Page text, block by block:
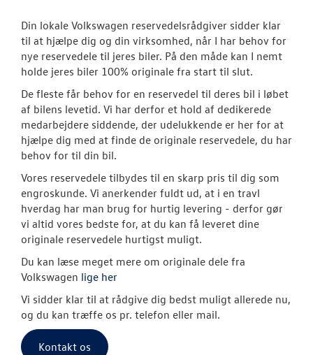
Originale
NYHEDER
OM OS
JOB OG
Din lokale Volkswagen reservedelsrådgiver sidder klar
til at hjælpe dig og din virksomhed, når I har behov for
nye reservedele til jeres biler. På den måde kan I nemt
holde jeres biler 100% originale fra start til slut.
De fleste får behov for en reservedel til deres bil i løbet
af bilens levetid. Vi har derfor et hold af dedikerede
medarbejdere siddende, der udelukkende er her for at
hjælpe dig med at finde de originale reservedele, du har
behov for til din bil.
Vores reservedele tilbydes til en skarp pris til dig som
engroskunde. Vi anerkender fuldt ud, at i en travl
hverdag har man brug for hurtig levering - derfor gør
vi altid vores bedste for, at du kan få leveret dine
originale reservedele hurtigst muligt.
Du kan læse meget mere om originale dele fra
Volkswagen lige her
Vi sidder klar til at rådgive dig bedst muligt allerede nu,
og du kan træffe os pr. telefon eller mail.
Kontakt os